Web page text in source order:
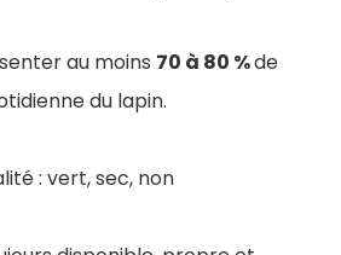
au moins 70 à 80 %de
du lapin.
: vert, sec, non